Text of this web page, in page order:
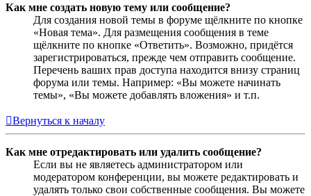
Как мне создать новую тему или сообщение?
Для создания новой темы в форуме щёлкните по кнопке
«Новая тема». Для размещения сообщения в теме
щёлкните по кнопке «Ответить». Возможно, придётся
зарегистрироваться, прежде чем отправить сообщение.
Перечень ваших прав доступа находится внизу страниц
форума или темы. Например: «Вы можете начинать
темы», «Вы можете добавлять вложения» и т.п.
Вернуться к началу
Как мне отредактировать или удалить сообщение?
Если вы не являетесь администратором или
модератором конференции, вы можете редактировать и
удалять только свои собственные сообщения. Вы можете